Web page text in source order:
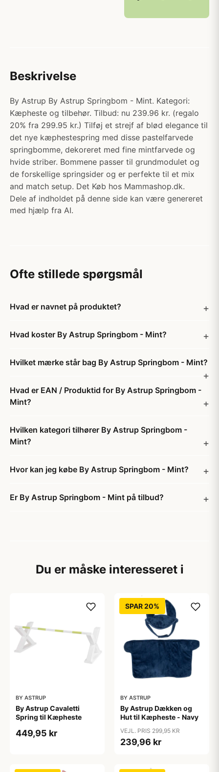
Beskrivelse
By Astrup By Astrup Springbom - Mint. Kategori:
Kæpheste og tilbehør. Tilbud: nu 239.96 kr. (regalo
20% fra 299.95 kr.) Tilføj et strejf af blød elegance til
det nye kæphestespring med disse pastelfarvede
springbomme, dekoreret med fine mintfarvede og
hvide striber. Bommene passer til grundmodulet og
de forskellige springsider og er perfekte til et mix
and match setup. Det Køb hos Mammashop.dk.
Dele af indholdet på denne side kan være genereret
med hjælp fra AI.
Ofte stillede spørgsmål
Hvad er navnet på produktet?
Hvad koster By Astrup Springbom - Mint?
Hvilket mærke står bag By Astrup Springbom - Mint?
Hvad er EAN / Produktid for By Astrup Springbom -
Mint?
Hvilken kategori tilhører By Astrup Springbom -
Mint?
Hvor kan jeg købe By Astrup Springbom - Mint?
Er By Astrup Springbom - Mint på tilbud?
Du er måske interesseret i
BY ASTRUP
By Astrup Cavaletti
Spring til Kæpheste
449,95 kr
SPAR 20%
BY ASTRUP
By Astrup Dækken og
Hut til Kæpheste - Navy
VEJL. PRIS 299,95 KR
239,96 kr